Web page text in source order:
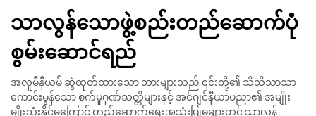
သာလွန်သောဖွဲ့စည်းတည်ဆောက်ပုံ
စွမ်းဆောင်ရည်
အလူမီနီယမ် ဆွဲထုတ်ထားသော ဘားများသည် ၎င်းတို့၏ သိသိသာသာ
ကောင်းမွန်သော စက်မှုဂုဏ်သတ္တိများနှင့် အင်ဂျင်နီယာပညာ၏ အမျိုး
မျိုးသုံးနိုင်မှုကြောင့် တည်ဆောက်ရေးအသုံးပြုမှုများတွင် သာလွန်